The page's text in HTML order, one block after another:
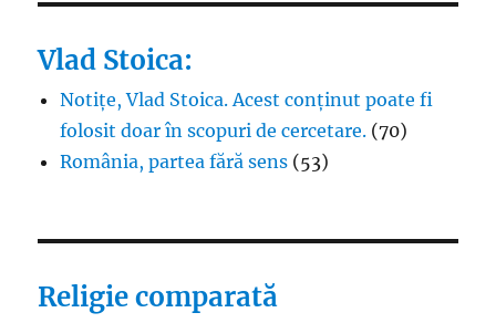
Vlad Stoica:
Notițe, Vlad Stoica. Acest conținut poate fi
folosit doar în scopuri de cercetare. (70)
România, partea fără sens (53)
Religie comparată